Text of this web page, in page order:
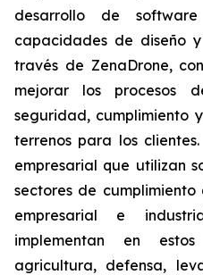
desarrollo de
capacidades de diseño
través de ZenaDrone,
mejorar los procesos
seguridad, cumplimiento
terrenos para los
empresarial que utilizan
sectores de
empresarial e
implementan en
agricultura, defensa,